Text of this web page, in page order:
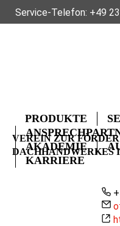
Service-Telefon: +49
PRODUKTE
AKADEMIE
KARRIERE
VEREIN ZUR
DACHHANDWERKES